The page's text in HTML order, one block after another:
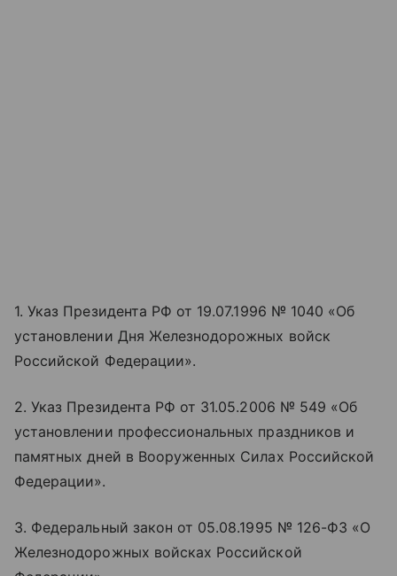
1. Указ Президента РФ от 19.07.1996 № 1040 «‎‎Об
установлении Дня Железнодорожных войск
Российской Федерации».
2. Указ Президента РФ от 31.05.2006 № 549 «‎‎Об
установлении профессиональных праздников и
памятных дней в Вооруженных Силах Российской
Федерации».
3. Федеральный закон от 05.08.1995 № 126-ФЗ «‎‎О
Железнодорожных войсках Российской